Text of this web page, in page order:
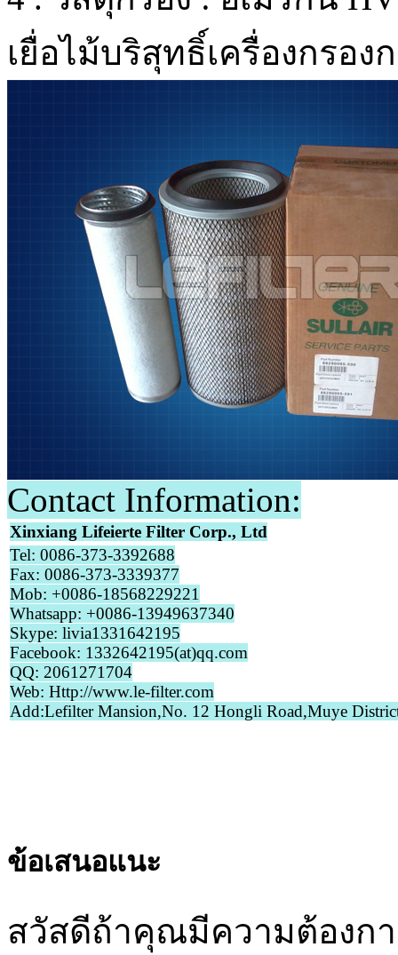
เยื่อไม้บริสุทธิ์เครื่องกรอง
Contact Information:
Xinxiang Lifeierte Filter Corp., Ltd
Tel: 0086-373-3392688
Fax: 0086-373-3339377
Mob: +0086-18568229221
Whatsapp: +0086-13949637340
Skype: livia1331642195
Facebook: 1332642195(at)qq.com
QQ: 2061271704
Web: Http://www.le-filter.com
Add:Lefilter Mansion,No. 12 Hongli Road,Muye
ข้อเสนอแนะ
สวัสดีถ้าคุณมีความต้องก